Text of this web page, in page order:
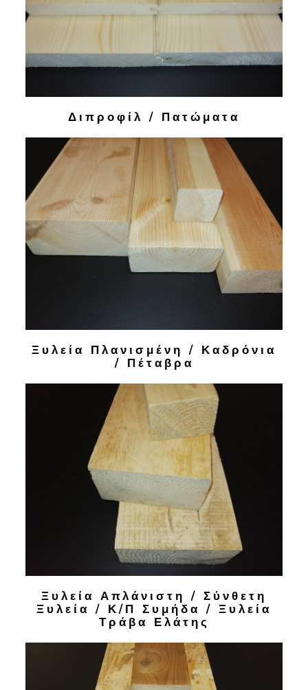
Διπροφίλ / Πατώματα
Ξυλεία Πλανισμένη / Καδρόνια
/ Πέταβρα
Ξυλεία Απλάνιστη / Σύνθετη
Ξυλεία / Κ/Π Συμήδα / Ξυλεία
Τράβα Ελάτης